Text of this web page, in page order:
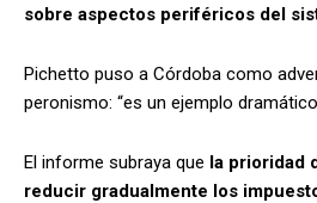
sobre aspectos periféricos del
Pichetto puso a Córdoba como
peronismo: “es un ejemplo
El informe subraya que la prioridad
reducir gradualmente los